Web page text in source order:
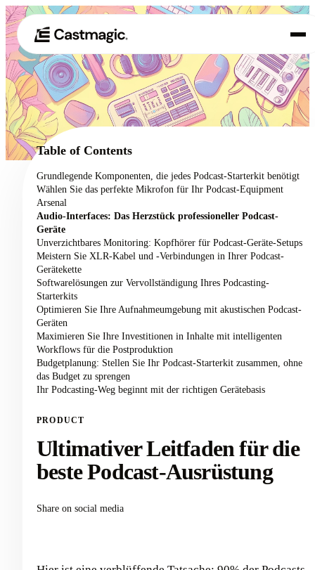
01 Produkt
02 Anwendungsfälle
Preisgestaltung
Über uns
Table of Contents
Grundlegende Komponenten, die jedes Podcast-Starterkit benötigt
Wählen Sie das perfekte Mikrofon für Ihr Podcast-Equipment
Arsenal
Audio-Interfaces: Das Herzstück professioneller Podcast-
Geräte
Unverzichtbares Monitoring: Kopfhörer für Podcast-Geräte-Setups
Meistern Sie XLR-Kabel und -Verbindungen in Ihrer Podcast-
Gerätekette
Softwarelösungen zur Vervollständigung Ihres Podcasting-
Starterkits
Optimieren Sie Ihre Aufnahmeumgebung mit akustischen Podcast-
Geräten
Maximieren Sie Ihre Investitionen in Inhalte mit intelligenten
Workflows für die Postproduktion
Budgetplanung: Stellen Sie Ihr Podcast-Starterkit zusammen, ohne
das Budget zu sprengen
Ihr Podcasting-Weg beginnt mit der richtigen Gerätebasis
PRODUCT
Ultimativer Leitfaden für die
beste Podcast-Ausrüstung
Share on social media